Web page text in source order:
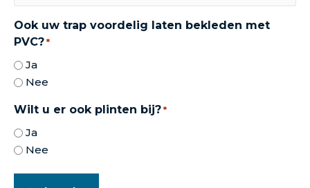
Ook uw trap voordelig laten bekleden met
PVC? *
Ja
Nee
Wilt u er ook plinten bij? *
Ja
Nee